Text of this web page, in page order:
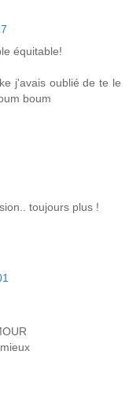
équitable!
j'avais oublié de te le
boum
toujours plus !